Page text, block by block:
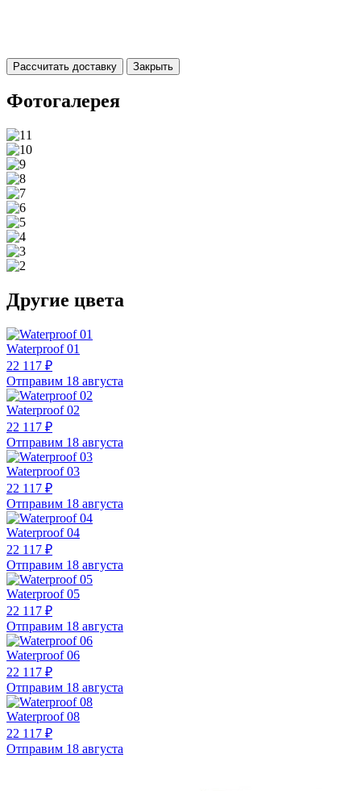
Рассчитать доставку Закрыть
Фотогалерея
Другие цвета
Waterproof 01
22 117 ₽
Отправим 18 августа
Waterproof 02
22 117 ₽
Отправим 18 августа
Waterproof 03
22 117 ₽
Отправим 18 августа
Waterproof 04
22 117 ₽
Отправим 18 августа
Waterproof 05
22 117 ₽
Отправим 18 августа
Waterproof 06
22 117 ₽
Отправим 18 августа
Waterproof 08
22 117 ₽
Отправим 18 августа